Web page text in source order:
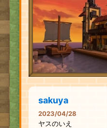
sakuya
2023/04/28
ヤスのいえ